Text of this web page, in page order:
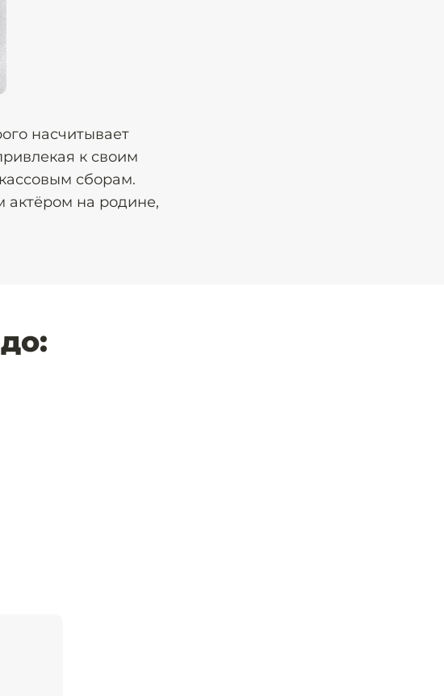
насчитывает
к своим
сборам.
актёром на родине,